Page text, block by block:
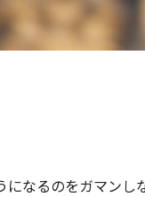
になるのをガマンし